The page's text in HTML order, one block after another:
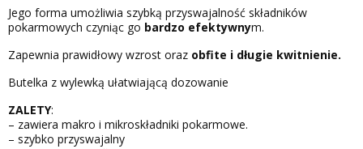
Jego forma umożliwia szybką przyswajalność składników
pokarmowych czyniąc go bardzo efektywnym.
Zapewnia prawidłowy wzrost oraz obfite i długie kwitnienie.
Butelka z wylewką ułatwiającą dozowanie
ZALETY:
– zawiera makro i mikroskładniki pokarmowe.
– szybko przyswajalny